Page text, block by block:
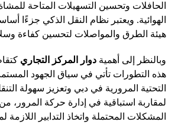
الحافلات وتحسين التسهيلات المتاحة
الهوائية. ويعتبر نظام النقل الذكي جزءًا
هيئة الطرق والمواصلات لتحسين كفاءة
وبالنظر إلى أهمية دوار المركز التجاري
هذه التطورات تأتي في سياق الجهود
التحتية المرورية في دبي وتعزيز سهولة
لمقاربة استباقية في إدارة حركة المرور،
المشكلات المحتملة واتخاذ التدابير اللازمة